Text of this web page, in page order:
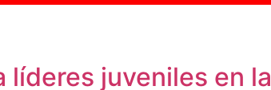
juveniles en la